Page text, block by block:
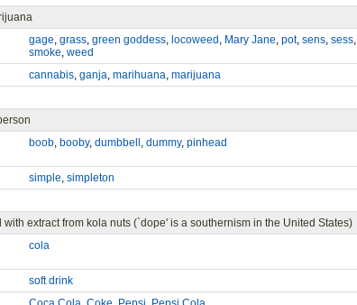
gage, grass, green goddess, locoweed , Mary Jane, pot, sens, sess,
smoke, weed
cannabis, ganja, marihuana, marijuana
boob, booby, dumbbell , dummy, pinhead
simple, simpleton
extract from kola nuts (`dope' is a southernism in the United States)
cola
soft drink